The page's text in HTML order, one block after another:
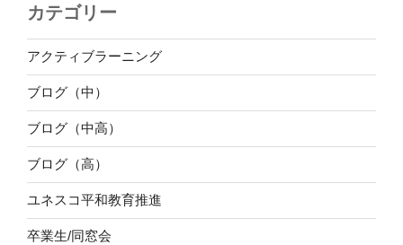
カテゴリー
アクティブラーニング
ブログ（中）
ブログ（中高）
ブログ（高）
ユネスコ平和教育推進
卒業生/同窓会